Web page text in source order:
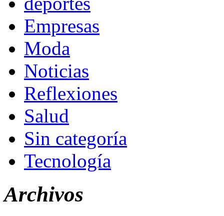
Empresas
Moda
Noticias
Reflexiones
Salud
Sin categoría
Tecnología
Archivos